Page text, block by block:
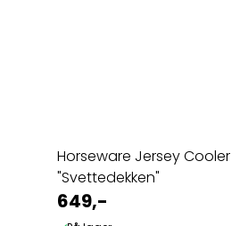
Horseware Jersey Cooler
"Svettedekken"
649,-